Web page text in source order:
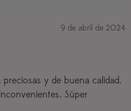
9 de abril de 2024
y de buena calidad.
Súper